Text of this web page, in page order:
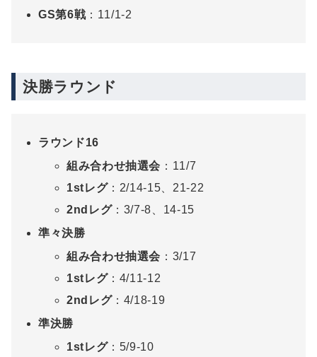
GS第6戦：11/1-2
決勝ラウンド
ラウンド16
組み合わせ抽選会 ：11/7
1stレグ：2/14-15、21-22
2ndレグ：3/7-8、14-15
準々決勝
組み合わせ抽選会 ：3/17
1stレグ：4/11-12
2ndレグ：4/18-19
準決勝
1stレグ：5/9-10